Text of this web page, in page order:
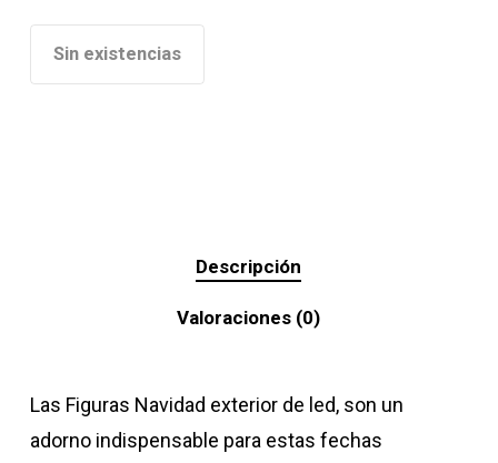
Sin existencias
Descripción
Valoraciones (0)
Las Figuras Navidad exterior de led, son un
adorno indispensable para estas fechas